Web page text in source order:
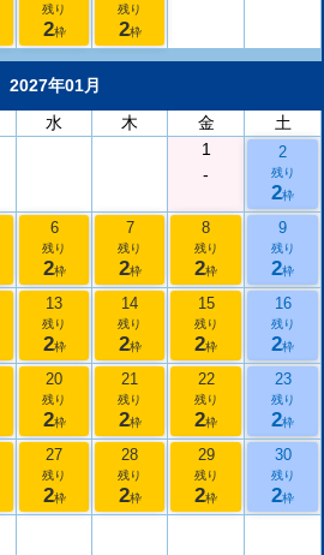
残り
2枠
残り
2枠
2027年01月
水 木 金
土
1
-
2
残り
2枠
6
残り
2枠
7
残り
2枠
8
残り
2枠
9
残り
2枠
13
残り
2枠
14
残り
2枠
15
残り
2枠
16
残り
2枠
20
残り
2枠
21
残り
2枠
22
残り
2枠
23
残り
2枠
27
残り
2枠
28
残り
2枠
29
残り
2枠
30
残り
2枠